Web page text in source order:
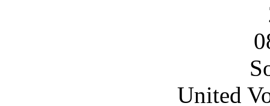
United